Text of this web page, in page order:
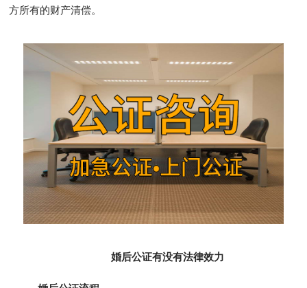
方所有的财产清偿。
婚后公证有没有法律效力